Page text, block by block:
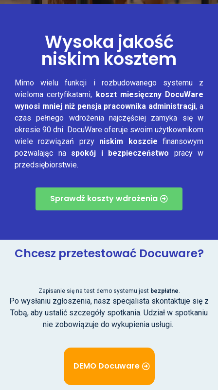
Wysoka jakość
niskim kosztem
Mimo wielu funkcji i rozbudowanego systemu z
wieloma certyfikatami, koszt miesięczny DocuWare
wynosi mniej niż pensja pracownika administracji, a
czas pełnego wdrożenia najczęściej zamyka się w
okresie 90 dni. DocuWare oferuje swoim użytkownikom
wiele rozwiązań przy niskim koszcie finansowym
pozwalając na spokój i bezpieczeństwo pracy w
przedsiębiorstwie.
Sprawdź koszty wdrożenia
Chcesz przetestować Docuware?
Zapisanie się na test demo systemu jest bezpłatne.
Po wysłaniu zgłoszenia, nasz specjalista skontaktuje się z
Tobą, aby ustalić szczegóły spotkania. Udział w spotkaniu
nie zobowiązuje do wykupienia usługi.
DEMO Docuware